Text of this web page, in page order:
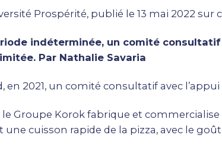
Prospérité, publié le 13 mai 2022 sur
indéterminée, un comité
Par Nathalie Savaria
en 2021, un comité consultatif avec l’appui
Groupe Korok fabrique et
cuisson rapide de la pizza, avec le